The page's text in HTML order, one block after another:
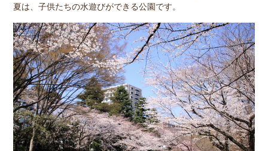
夏は、子供たちの水遊びができる公園です。